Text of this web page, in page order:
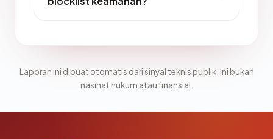
Laporan ini dibuat otomatis dari sinyal teknis publik. Ini bukan
nasihat hukum atau finansial.